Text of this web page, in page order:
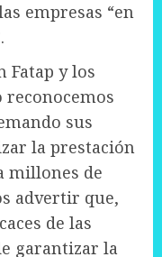
empresas “en
Fatap y los
sus
la prestación
millones de
advertir que,
de las
garantizar la